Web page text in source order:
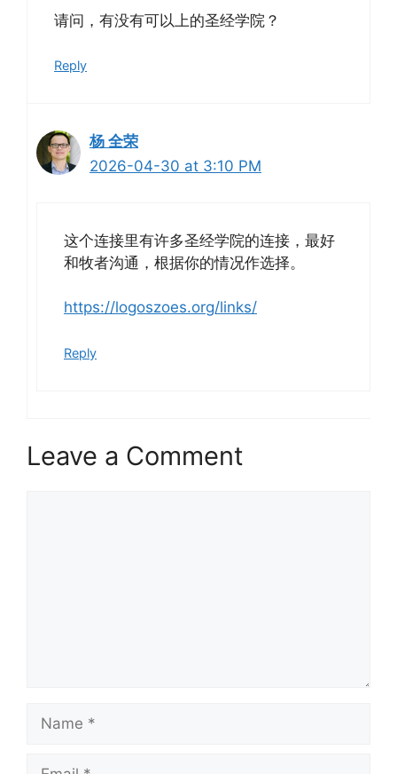
请问，有没有可以上的圣经学院？
Reply
杨 全荣
2026-04-30 at 3:10 PM
这个连接里有许多圣经学院的连接，最好
和牧者沟通，根据你的情况作选择。
https://logoszoes.org/links/
Reply
Leave a Comment
Name
Email